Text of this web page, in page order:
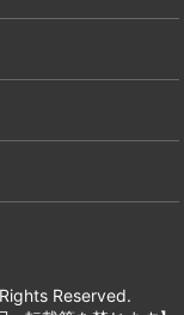
Reserved.